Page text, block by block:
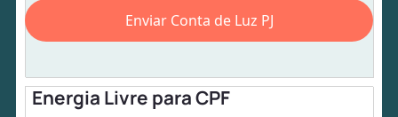
Enviar Conta de Luz PJ
Energia Livre para CPF